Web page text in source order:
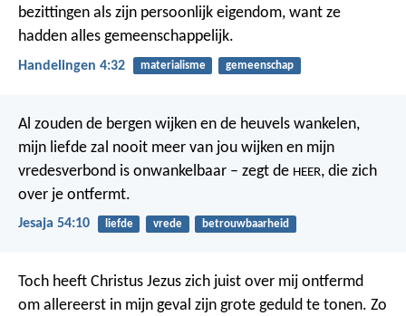
bezittingen als zijn persoonlijk eigendom, want ze
hadden alles gemeenschappelijk.
Handelingen 4:32 materialisme gemeenschap
Al zouden de bergen wijken en de heuvels wankelen,
mijn liefde zal nooit meer van jou wijken en mijn
vredesverbond is onwankelbaar – zegt de HEER, die zich
over je ontfermt.
Jesaja 54:10 liefde vrede betrouwbaarheid
Toch heeft Christus Jezus zich juist over mij ontfermd
om allereerst in mijn geval zijn grote geduld te tonen. Zo